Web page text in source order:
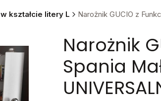
w kształcie litery L Narożnik GUCIO z
Narożnik
Spania